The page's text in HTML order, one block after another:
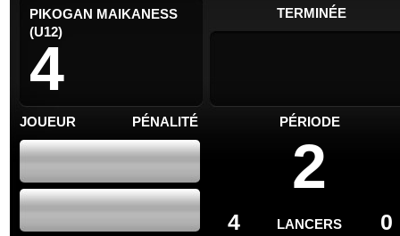
PIKOGAN MAIKANESS
(U12)
4
TERMINÉE
JOUEUR PÉNALITÉ PÉRIODE
2
LANCERS
4 0